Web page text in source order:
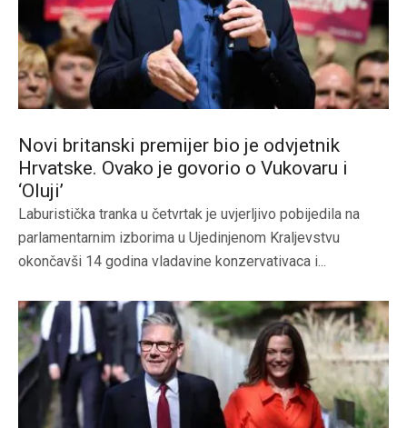
Novi britanski premijer bio je odvjetnik
Hrvatske. Ovako je govorio o Vukovaru i
‘Oluji’
Laburistička tranka u četvrtak je uvjerljivo pobijedila na
parlamentarnim izborima u Ujedinjenom Kraljevstvu
okončavši 14 godina vladavine konzervativaca i...